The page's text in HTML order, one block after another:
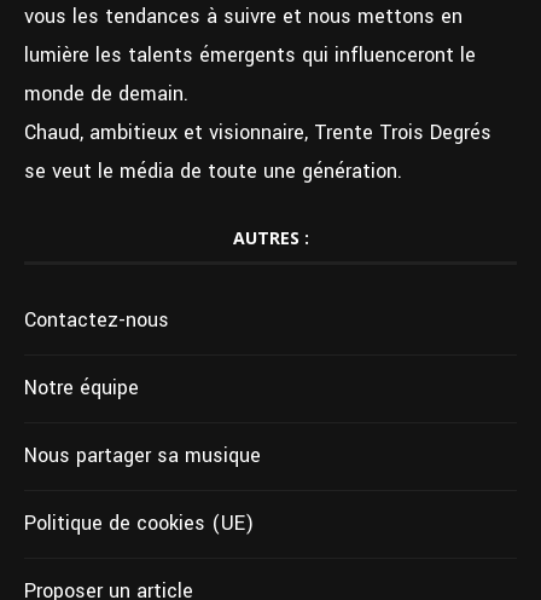
vous les tendances à suivre et nous mettons en
lumière les talents émergents qui influenceront le
monde de demain.
Chaud, ambitieux et visionnaire, Trente Trois Degrés
se veut le média de toute une génération.
AUTRES :
Contactez-nous
Notre équipe
Nous partager sa musique
Politique de cookies (UE)
Proposer un article